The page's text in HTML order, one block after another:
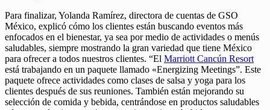
Para finalizar, Yolanda Ramírez, directora de cuentas de GSO
México, explicó cómo los clientes están buscando eventos más
enfocados en el bienestar, ya sea por medio de actividades o menús
saludables, siempre mostrando la gran variedad que tiene México
para ofrecer a todos nuestros clientes. “El Marriott Cancún Resort
está trabajando en un paquete llamado «Energizing Meetings”. Este
paquete ofrece actividades como clases de salsa y yoga para los
clientes después de sus reuniones. También están mejorando su
selección de comida y bebida, centrándose en productos saludables